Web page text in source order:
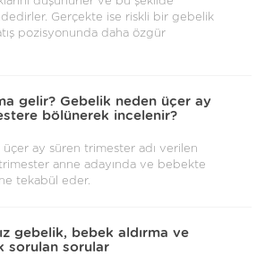
Gerçekte ise riskli bir gebelik
pozisyonunda daha özgür
gelir? Gebelik neden üçer ay
bölünerek incelenir?
ay süren trimester adı verilen
anne adayında ve bebekte
tekabül eder.
gebelik, bebek aldırma ve
sorulan sorular